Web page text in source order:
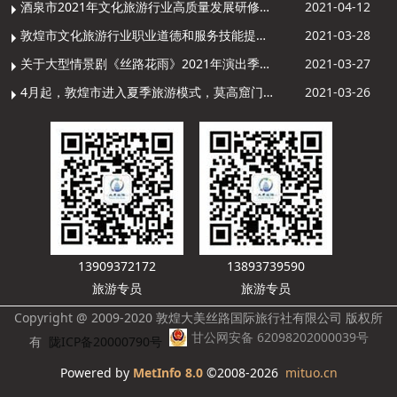
酒泉市2021年文化旅游行业高质量发展研修提升培训班敦煌分训点开班
2021-04-12
敦煌市文化旅游行业职业道德和服务技能提升导游专项培训成功举办
2021-03-28
关于大型情景剧《丝路花雨》2021年演出季开演的通知
2021-03-27
4月起，敦煌市进入夏季旅游模式，莫高窟门票价格调整
2021-03-26
13909372172
旅游专员
13893739590
旅游专员
Copyright @ 2009-2020 敦煌大美丝路国际旅行社有限公司 版权所
有 陇ICP备20000790号 甘公网安备 62098202000039号
Powered by MetInfo 8.0©2008-2026 mituo.cn